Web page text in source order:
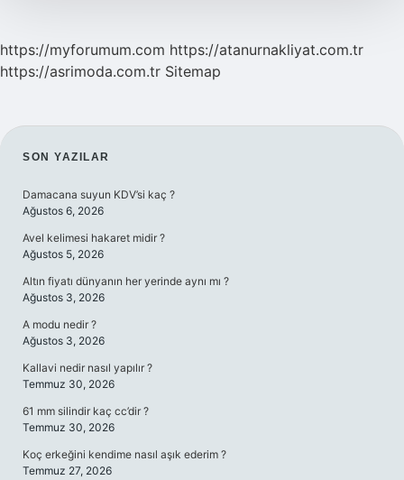
https://myforumum.com https://atanurnakliyat.com.tr
https://asrimoda.com.tr Sitemap
SIDEBAR
SON YAZILAR
Damacana suyun KDV’si kaç ?
Ağustos 6, 2026
Avel kelimesi hakaret midir ?
Ağustos 5, 2026
Altın fiyatı dünyanın her yerinde aynı mı ?
Ağustos 3, 2026
A modu nedir ?
Ağustos 3, 2026
Kallavi nedir nasıl yapılır ?
Temmuz 30, 2026
61 mm silindir kaç cc’dir ?
Temmuz 30, 2026
Koç erkeğini kendime nasıl aşık ederim ?
Temmuz 27, 2026